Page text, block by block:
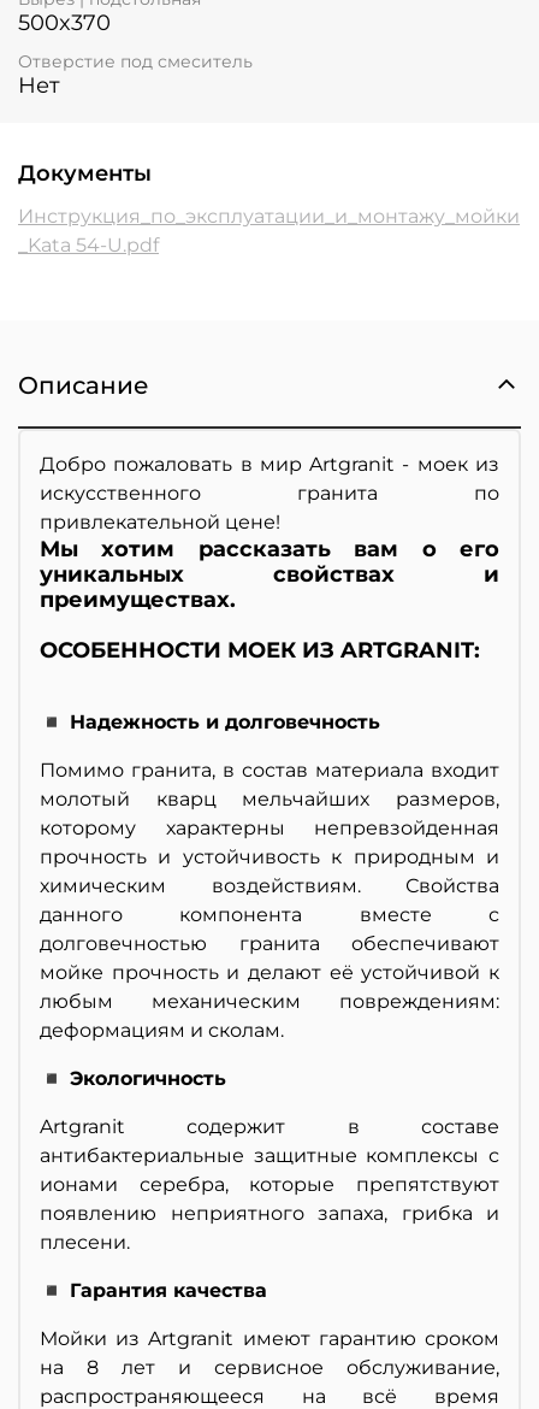
500x370
Отверстие под смеситель
Нет
Документы
Инструкция_по_эксплуатации_и_монтажу_мойки
_Kata 54-U.pdf
Описание
Добро пожаловать в мир Artgranit - моек из
искусственного гранита по
привлекательной цене!
Мы хотим рассказать вам о его
уникальных свойствах и
преимуществах.
ОСОБЕННОСТИ МОЕК ИЗ ARTGRANIT:
◾ Надежность и долговечность
Помимо гранита, в состав материала входит
молотый кварц мельчайших размеров,
которому характерны непревзойденная
прочность и устойчивость к природным и
химическим воздействиям. Свойства
данного компонента вместе с
долговечностью гранита обеспечивают
мойке прочность и делают её устойчивой к
любым механическим повреждениям:
деформациям и сколам.
◾ Экологичность
Artgranit содержит в составе
антибактериальные защитные комплексы с
ионами серебра, которые препятствуют
появлению неприятного запаха, грибка и
плесени.
◾ Гарантия качества
Мойки из Artgranit имеют гарантию сроком
на 8 лет и сервисное обслуживание,
распространяющееся на всё время